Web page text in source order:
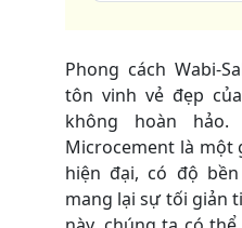
Phong cách Wabi-
tôn vinh vẻ đẹp
không hoàn
Microcement là một
hiện đại, có độ
mang lại sự tối giản